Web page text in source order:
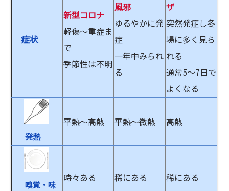
症状
新型コロナ
軽傷～重症ま
で
季節性は不明
風邪
ゆるやかに発
症
一年中みられ
る
ザ
突然発症し冬
場に多く見ら
れる
通常5～7日で
よくなる
発熱
平熱～高熱 平熱～微熱 高熱
嗅覚・味
時々ある 稀にある 稀にある